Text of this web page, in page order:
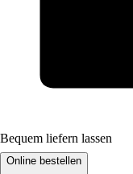
Bequem liefern lassen
Online bestellen